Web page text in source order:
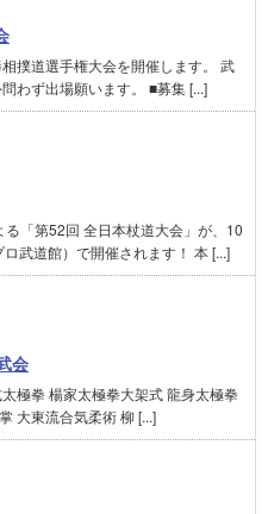
撲道選手権大会を開催します。 武
わず出場願います。 ■募集 [...]
「第52回 全日本杖道大会」が、10
武道館）で開催されます！ 本 [...]
会
極拳 楊家太極拳大架式 龍身太極拳
大東流合気柔術 柳 [...]